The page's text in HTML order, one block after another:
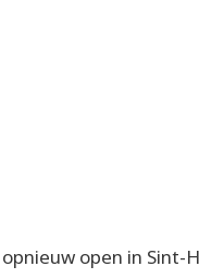
open in Sint-